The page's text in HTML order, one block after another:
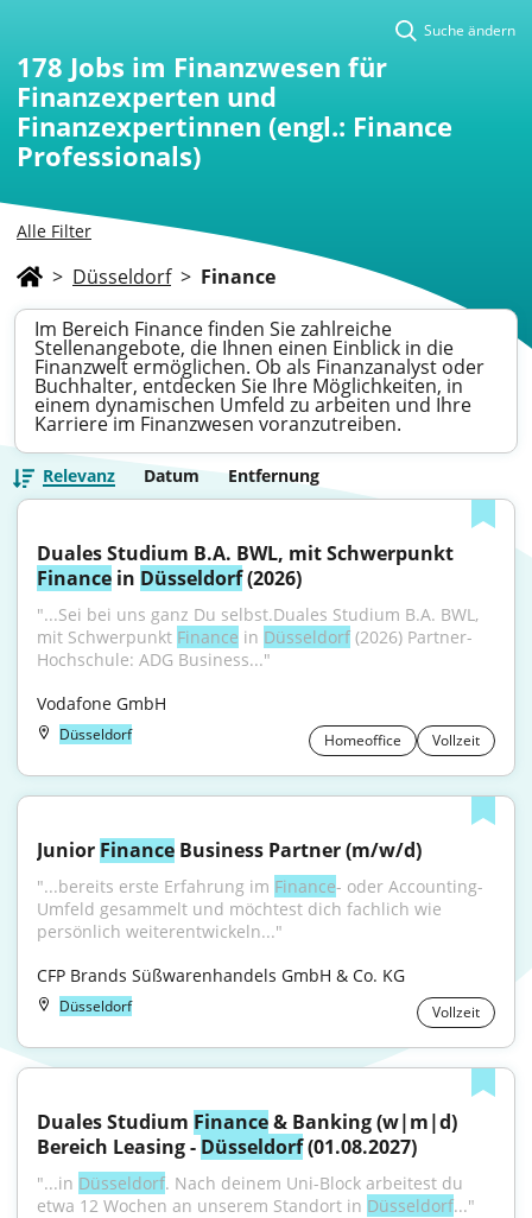
Alle Filter
Suche ändern
178 Jobs im Finanzwesen für
Finanzexperten und
Finanzexpertinnen (engl.: Finance
Professionals)
> Düsseldorf > Finance
Im Bereich Finance finden Sie zahlreiche
Stellenangebote, die Ihnen einen Einblick in die
Finanzwelt ermöglichen. Ob als Finanzanalyst oder
Buchhalter, entdecken Sie Ihre Möglichkeiten, in
einem dynamischen Umfeld zu arbeiten und Ihre
Karriere im Finanzwesen voranzutreiben.
Relevanz Datum Entfernung
Finance in Düsseldorf (2026)
"...Sei bei uns ganz Du selbst.Duales Studium B.A. BWL,
mit Schwerpunkt Finance in Düsseldorf (2026) Partner-
Hochschule: ADG Business..."
Vodafone GmbH
Düsseldorf Homeoffice Vollzeit
Junior Finance Business Partner (m/w/d)
"...bereits erste Erfahrung im Finance- oder Accounting-
Umfeld gesammelt und möchtest dich fachlich wie
persönlich weiterentwickeln..."
CFP Brands Süßwarenhandels GmbH & Co. KG
Düsseldorf Vollzeit
Duales Studium Finance & Banking (w|m|d)
Bereich Leasing - Düsseldorf (01.08.2027)
"...in Düsseldorf. Nach deinem Uni-Block arbeitest du
etwa 12 Wochen an unserem Standort in Düsseldorf..."